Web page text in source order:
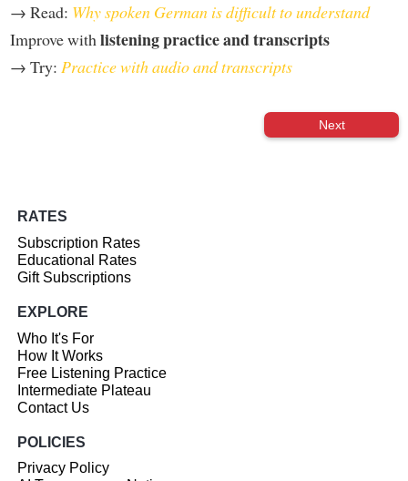
→ Read: Why spoken German is difficult to understand
Improve with listening practice and transcripts
→ Try: Practice with audio and transcripts
Next
RATES
Subscription Rates
Educational Rates
Gift Subscriptions
EXPLORE
Who It's For
How It Works
Free Listening Practice
Intermediate Plateau
Contact Us
POLICIES
Privacy Policy